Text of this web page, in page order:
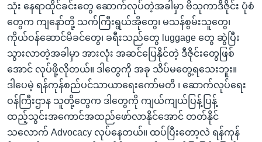
သုံး နေရာထိုင်ခင်းတွေ ဆောက်လုပ်တဲ့အခါမှာ ဗိသုကာဒီဇိုင်း ပုံစံ
တွေက ကျနော်တို့ သက်ကြီးရွယ်အိုတွေ၊ မသန်စွမ်းသူတွေ၊
ကိုယ်ဝန်ဆောင်မိခင်တွေ၊ ခရီးသည်တွေ luggage တွေ ဆွဲပြီး
သွားလာတဲ့အခါမှာ အားလုံး အဆင်ပြေနိုင်တဲ့ ဒီဇိုင်းတွေဖြစ်
အောင် လုပ်ဖို့လိုတယ်။ ဒါတွေကို အခု သိပ်မတွေ့ရသေးဘူး။
ဒါပေမဲ့ ရန်ကုန်စည်ပင်သာယာရေးကော်မတီ ၊ ဆောက်လုပ်ရေး
ဝန်ကြီးဌာန သူတို့တွေက ဒါတွေကို ကျယ်ကျယ်ပြန့်ပြန့်
ထည့်သွင်းအကောင်အထည်ဖော်လာနိုင်အောင် တတ်နိုင်
သလောက် Advocacy လုပ်နေတယ်။ ထပ်ပြီးတော့လဲ ရန်ကုန်